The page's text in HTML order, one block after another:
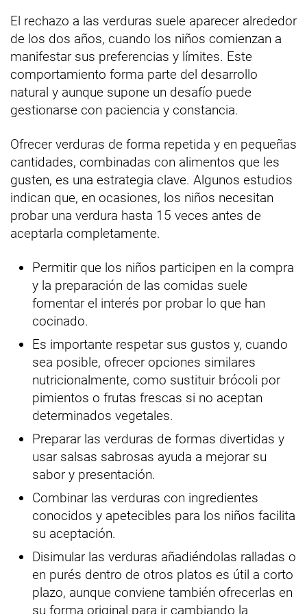
El rechazo a las verduras suele aparecer alrededor
de los dos años, cuando los niños comienzan a
manifestar sus preferencias y límites. Este
comportamiento forma parte del desarrollo
natural y aunque supone un desafío puede
gestionarse con paciencia y constancia.
Ofrecer verduras de forma repetida y en pequeñas
cantidades, combinadas con alimentos que les
gusten, es una estrategia clave. Algunos estudios
indican que, en ocasiones, los niños necesitan
probar una verdura hasta 15 veces antes de
aceptarla completamente.
Permitir que los niños participen en la compra
y la preparación de las comidas suele
fomentar el interés por probar lo que han
cocinado.
Es importante respetar sus gustos y, cuando
sea posible, ofrecer opciones similares
nutricionalmente, como sustituir brócoli por
pimientos o frutas frescas si no aceptan
determinados vegetales.
Preparar las verduras de formas divertidas y
usar salsas sabrosas ayuda a mejorar su
sabor y presentación.
Combinar las verduras con ingredientes
conocidos y apetecibles para los niños facilita
su aceptación.
Disimular las verduras añadiéndolas ralladas o
en purés dentro de otros platos es útil a corto
plazo, aunque conviene también ofrecerlas en
su forma original para ir cambiando la